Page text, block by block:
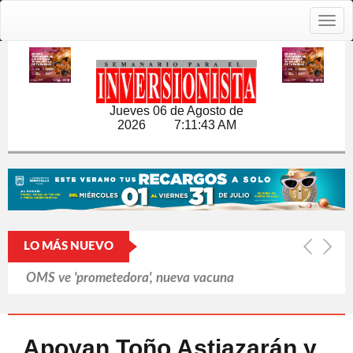
Jueves 06 de Agosto de
2026 7:11:44 AM
LO MÁS NUEVO
OMS ve 'prometedora', nueva vacuna
Cerró Capital One cuentas de